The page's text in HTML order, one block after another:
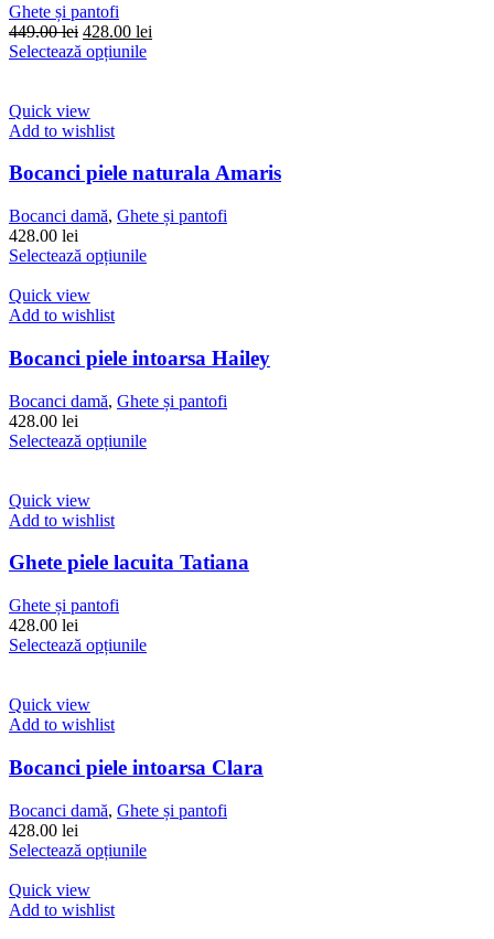
Ghete și pantofi
449.00lei Prețul
inițial
449.00 lei.
428.00 lei
Selectează opțiunileAcest
Opțiunile
fi
alese
pagina
Quick view
Add to wishlist
Bocanci piele naturala Amaris
Bocanci damă, Ghete și pantofi
428.00 lei
Selectează opțiunileAcest
variații.
Opțiunile
pot
fi
în
Quick view
Add to wishlist
Bocanci piele intoarsa Hailey
Bocanci damă, Ghete și pantofi
428.00 lei
Selectează opțiunileAcest
Opțiunile
pagina
Quick view
Add to wishlist
Ghete piele lacuita Tatiana
Ghete și pantofi
428.00 lei
Selectează opțiunileAcest
Opțiunile
pot
fi
alese
pagina
Quick view
Add to wishlist
Bocanci piele intoarsa Clara
Bocanci damă, Ghete și pantofi
428.00 lei
Selectează opțiunileAcest
Quick view
Add to wishlist